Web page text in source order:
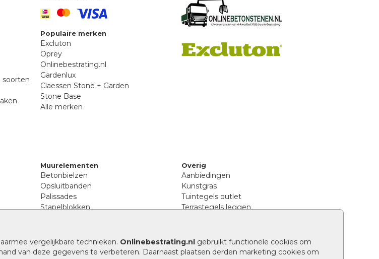
vergelijkbare technieken. Onlinebestrating.nl gebruikt functionele cookies om
van deze gegevens te verbeteren. Daarnaast plaatsen derden marketing cookies om
soorten
Populaire merken
Excluton
Oprey
Onlinebestrating.nl
Gardenlux
Claessen Stone + Garden
Stone Base
Alle merken
Muurelementen
Betonbielzen
Opsluitbanden
Palissades
Stapelblokken
Afwatering en diversen
Beplantings en betonelementen
Overig
Aanbiedingen
Kunstgras
Tuintegels outlet
Terrastegels leggen
Legpatronen betonstenen
Hoe betonstenen onderhouden